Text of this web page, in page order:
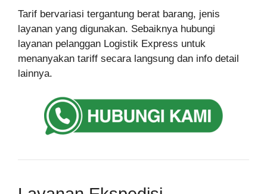
Tarif bervariasi tergantung berat barang, jenis
layanan yang digunakan. Sebaiknya hubungi
layanan pelanggan Logistik Express untuk
menanyakan tariff secara langsung dan info detail
lainnya.